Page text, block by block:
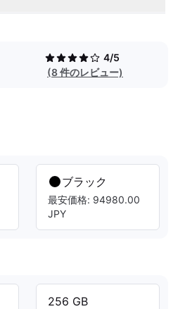
4/5
(8 件のレビュー)
ブラック
最安価格: 94980.00
JPY
256 GB